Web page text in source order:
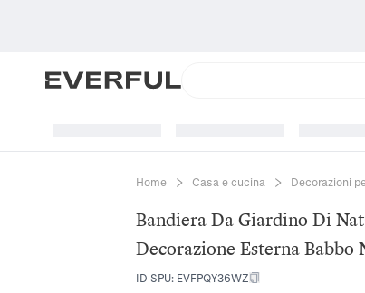
Home Casa e cucina Decorazioni
Bandiera Da Giardino Di
Decorazione Esterna
ID SPU: EVFPQY36WZ